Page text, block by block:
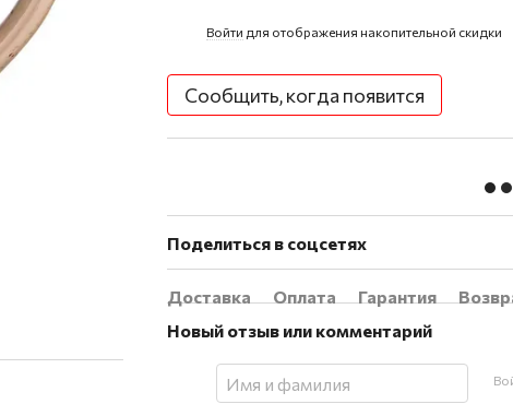
Войти для отображения накопительной скидки
Сообщить, когда появится
Поделиться в соцсетях
Доставка Оплата Гарантия
Новый отзыв или комментарий